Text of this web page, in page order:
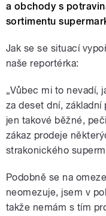
a obchody s
sortimentu
Jak se se situací
naše reportérka:
„Vůbec mi to nevadí,
za deset dní,
jen takové běžné,
zákaz prodeje
strakonického
Podobně se na
neomezuje, jsem v
takže nemám s tím